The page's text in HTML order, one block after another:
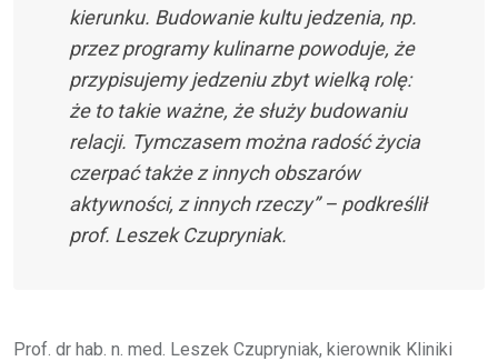
kierunku. Budowanie kultu jedzenia, np.
przez programy kulinarne powoduje, że
przypisujemy jedzeniu zbyt wielką rolę:
że to takie ważne, że służy budowaniu
relacji. Tymczasem można radość życia
czerpać także z innych obszarów
aktywności, z innych rzeczy” – podkreślił
prof. Leszek Czupryniak.
Prof. dr hab. n. med. Leszek Czupryniak, kierownik Kliniki